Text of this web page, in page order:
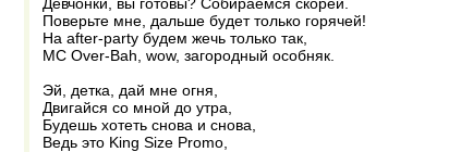
Поверьте мне, дальше будет только горячей!
На after-party будем жечь только так,
MC Over-Bah, wow, загородный особняк.
Эй, детка, дай мне огня,
Двигайся со мной до утра,
Будешь хотеть снова и снова,
Ведь это King Size Promo,